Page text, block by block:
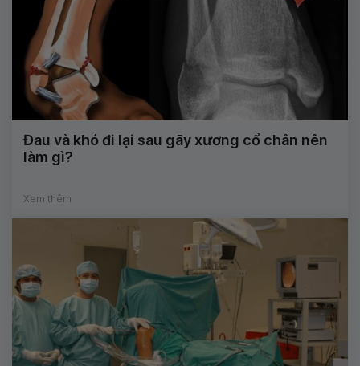
Đau và khó đi lại sau gãy xương cổ chân nên
làm gì?
Xem thêm